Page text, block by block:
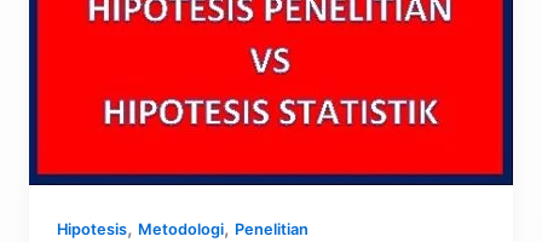
Hipotesis, Metodologi, Penelitian